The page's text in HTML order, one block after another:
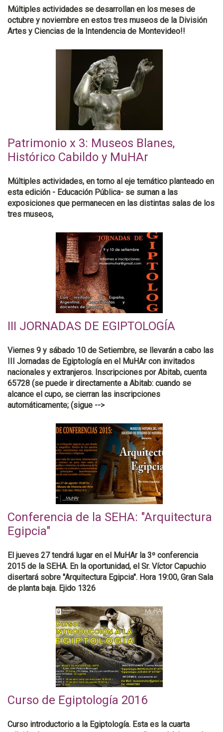
Múltiples actividades se desarrollan en los meses de
octubre y noviembre en estos tres museos de la División
Artes y Ciencias de la Intendencia de Montevideo!!
Patrimonio x 3: Museos Blanes,
Histórico Cabildo y MuHAr
Múltiples actividades, en torno al eje temático planteado en
esta edición - Educación Pública- se suman a las
exposiciones que permanecen en las distintas salas de los
tres museos,
III JORNADAS DE EGIPTOLOGÍA
Viernes 9 y sábado 10 de Setiembre, se llevarán a cabo las
III Jornadas de Egiptología en el MuHAr con invitados
nacionales y extranjeros. Inscripciones por Abitab, cuenta
65728 (se puede ir directamente a Abitab: cuando se
alcance el cupo, se cierran las inscripciones
automáticamente; (sigue -->
Conferencia de la SEHA: "Arquitectura
Egipcia"
El jueves 27 tendrá lugar en el MuHAr la 3º conferencia
2015 de la SEHA. En la oportunidad, el Sr. Víctor Capuchio
disertará sobre "Arquitectura Egipcia". Hora 19:00, Gran Sala
de planta baja. Ejido 1326
Curso de Egiptología 2016
Curso introductorio a la Egiptología. Esta es la cuarta